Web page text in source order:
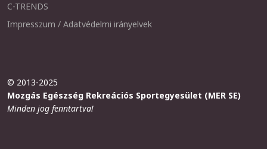
C-TRENDS
Impresszum / Adatvédelmi irányelvek
© 2013-2025
Mozgás Egészség Rekreációs Sportegyesület (MER SE)
Minden jog fenntartva!